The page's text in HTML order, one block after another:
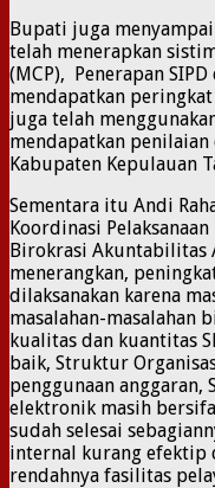
Bupati juga
telah menerapkan
(MCP), Penerapan
mendapatkan
juga telah
mendapatkan
Kabupaten Kepulauan
Sementara itu Andi
Koordinasi
Birokrasi Akuntabilitas
menerangkan,
dilaksanakan karena
masalahan-masalahan
kualitas dan kuantitas
baik, Struktur
penggunaan
elektronik masih
sudah selesai
internal kurang efektip
rendahnya fasilitas